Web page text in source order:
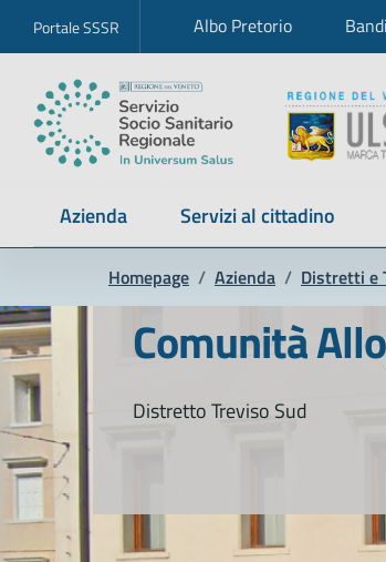
Portale SSSR Albo Pretorio
Azienda Servizi al cittadino
Homepage / Azienda / Distretti e
Comunità
Distretto Treviso Sud